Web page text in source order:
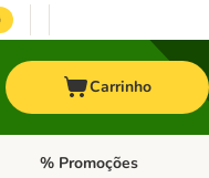
Carrinho
Outros animais
Abrir menu de categoria:
% Promoções